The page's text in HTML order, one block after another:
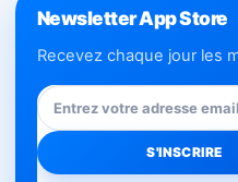
Newsletter App Store
Recevez chaque jour les